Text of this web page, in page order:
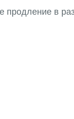
продление в